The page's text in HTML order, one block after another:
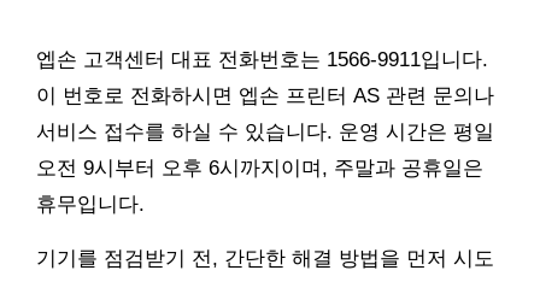
엡손 고객센터 대표 전화번호는 1566-9911입니다.
이 번호로 전화하시면 엡손 프린터 AS 관련 문의나
서비스 접수를 하실 수 있습니다. 운영 시간은 평일
오전 9시부터 오후 6시까지이며, 주말과 공휴일은
휴무입니다.
기기를 점검받기 전, 간단한 해결 방법을 먼저 시도